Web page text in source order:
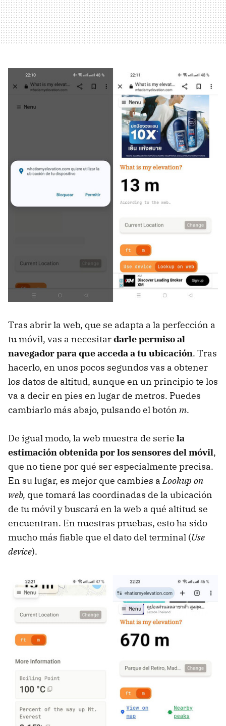
Tras abrir la web, que se adapta a la perfección a
tu móvil, vas a necesitardarle permiso al
navegador para que acceda a tu ubicación. Tras
hacerlo, en unos pocos segundos vas a obtener
los datos de altitud, aunque en un principio te los
va a decir en pies en lugar de metros. Puedes
cambiarlo más abajo, pulsando el botón m.
De igual modo, la web muestra de serie la
estimación obtenida por los sensores del móvil,
que no tiene por qué ser especialmente precisa.
En su lugar, es mejor que cambies aLookup on
web, que tomará las coordinadas de la ubicación
de tu móvil y buscará en la web a qué altitud se
encuentran. En nuestras pruebas, esto ha sido
mucho más fiable que el dato del terminal (Use
device).